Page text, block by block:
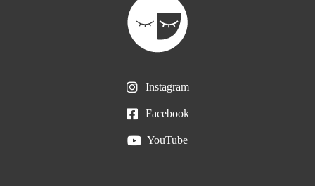
Instagram
Facebook
YouTube